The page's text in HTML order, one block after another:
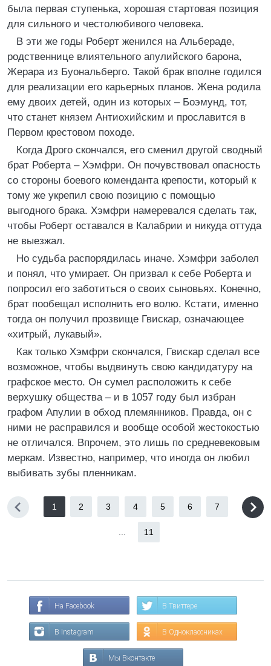
была первая ступенька, хорошая стартовая позиция
для сильного и честолюбивого человека.
В эти же годы Роберт женился на Альбераде,
родственнице влиятельного апулийского барона,
Жерара из Буональберго. Такой брак вполне годился
для реализации его карьерных планов. Жена родила
ему двоих детей, один из которых – Боэмунд, тот,
что станет князем Антиохийским и прославится в
Первом крестовом походе.
Когда Дрого скончался, его сменил другой сводный
брат Роберта – Хэмфри. Он почувствовал опасность
со стороны боевого коменданта крепости, который к
тому же укрепил свою позицию с помощью
выгодного брака. Хэмфри намеревался сделать так,
чтобы Роберт оставался в Калабрии и никуда оттуда
не выезжал.
Но судьба распорядилась иначе. Хэмфри заболел
и понял, что умирает. Он призвал к себе Роберта и
попросил его заботиться о своих сыновьях. Конечно,
брат пообещал исполнить его волю. Кстати, именно
тогда он получил прозвище Гвискар, означающее
«хитрый, лукавый».
Как только Хэмфри скончался, Гвискар сделал все
возможное, чтобы выдвинуть свою кандидатуру на
графское место. Он сумел расположить к себе
верхушку общества – и в 1057 году был избран
графом Апулии в обход племянников. Правда, он с
ними не расправился и вообще особой жестокостью
не отличался. Впрочем, это лишь по средневековым
меркам. Известно, например, что иногда он любил
выбивать зубы пленникам.
1 2 3 4 5 6 7
11
На Facebook В Твиттере
В Instagram В Одноклассниках
Мы Вконтакте